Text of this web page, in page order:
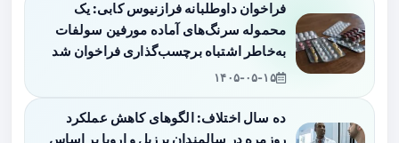
فراخوان داوطلبانه فرازنیوس کابی: یک
محموله سرنگ‌های آماده مورفین سولفات
به‌خاطر اشتباه برچسب‌گذاری فراخوان شد
۱۴۰۵-۰۵-۱۵
ده سال اختلاف: الگوهای کاهش عملکرد